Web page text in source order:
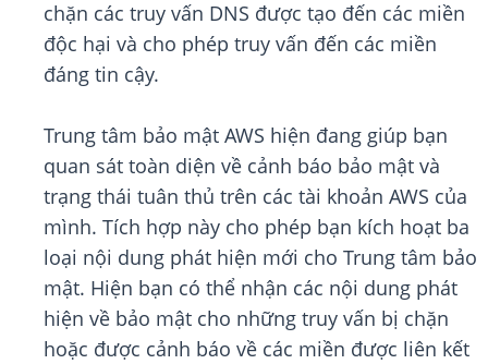
chặn các truy vấn DNS được tạo đến các miền
độc hại và cho phép truy vấn đến các miền
đáng tin cậy.
Trung tâm bảo mật AWS hiện đang giúp bạn
quan sát toàn diện về cảnh báo bảo mật và
trạng thái tuân thủ trên các tài khoản AWS của
mình. Tích hợp này cho phép bạn kích hoạt ba
loại nội dung phát hiện mới cho Trung tâm bảo
mật. Hiện bạn có thể nhận các nội dung phát
hiện về bảo mật cho những truy vấn bị chặn
hoặc được cảnh báo về các miền được liên kết